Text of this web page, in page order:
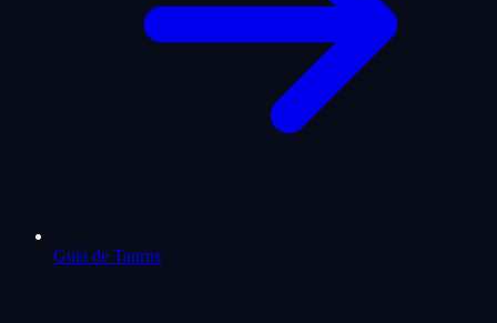
Guía de Taurus